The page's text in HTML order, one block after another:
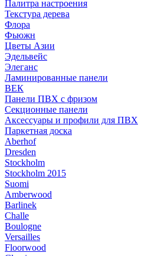
Палитра настроения
Текстура дерева
Флора
Фьюжн
Цветы Азии
Эдельвейс
Элеганс
Ламинированные панели
ВЕК
Панели ПВХ с фризом
Секционные панели
Аксессуары и профили для ПВХ
Паркетная доска
Aberhof
Dresden
Stockholm
Stockholm 2015
Suomi
Amberwood
Barlinek
Challe
Boulogne
Versailles
Floorwood